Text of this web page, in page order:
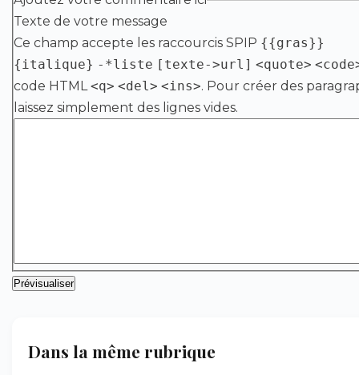
Texte de votre message
Ce champ accepte les raccourcis SPIP {{gras}}
{italique} -*liste [texte->url] <quote>
code HTML<q> <del> <ins>. Pour créer des
laissez simplement des lignes vides.
Dans la même rubrique